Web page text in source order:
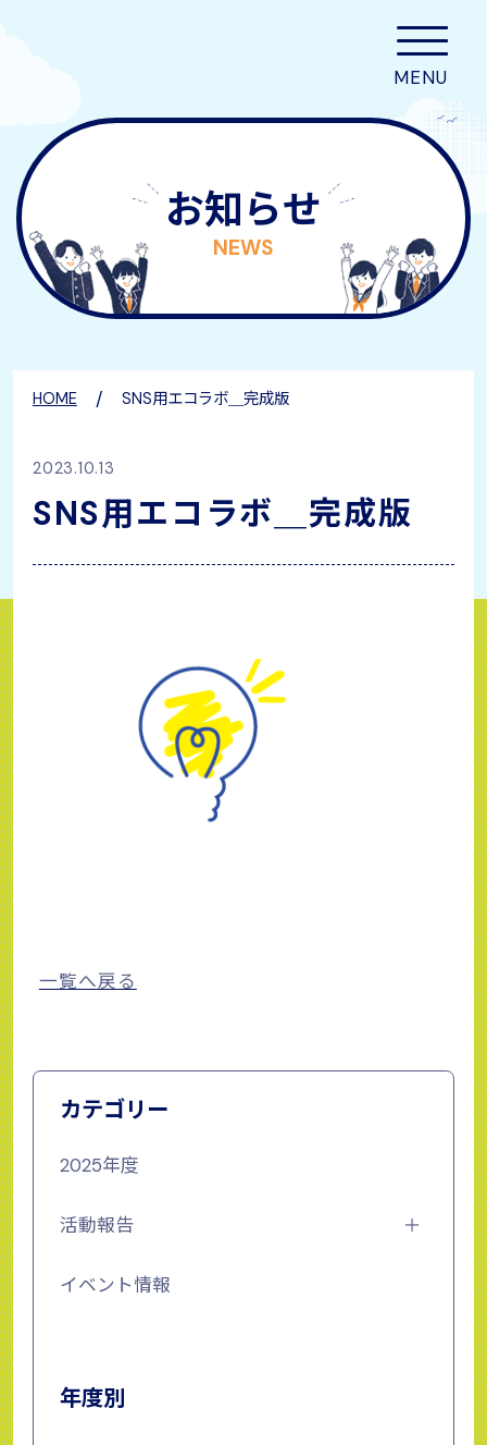
お知らせ
NEWS
HOME / SNS用エコラボ＿完成版
2023.10.13
SNS用エコラボ＿完成版
一覧へ戻る
カテゴリー
2025年度
活動報告
イベント情報
年度別